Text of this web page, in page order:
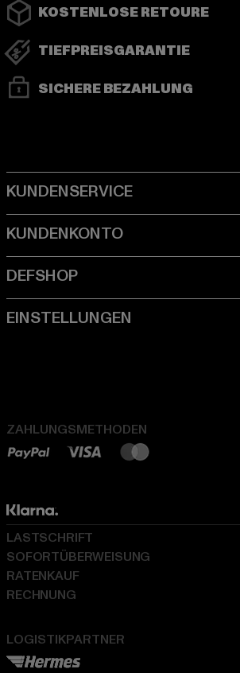
KOSTENLOSE RETOURE
TIEFPREISGARANTIE
SICHERE BEZAHLUNG
ZAHLUNGSMETHODEN
LOGISTIKPARTNER
LASTSCHRIFT
SOFORTÜBERWEISUNG
RATENKAUF
RECHNUNG